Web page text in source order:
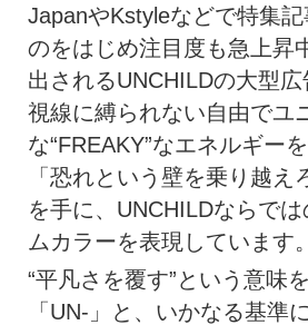
JapanやKstyleなどで特集
のをはじめ注目度も急上昇
出されるUNCHILDの大型
視線に縛られない自由でユ
な“FREAKY”なエネルギー
「恐れという壁を乗り越え
を手に、UNCHILDならで
ムカラーを表現しています。
“平凡さを覆す”という意味
「UN-」と、いかなる基準